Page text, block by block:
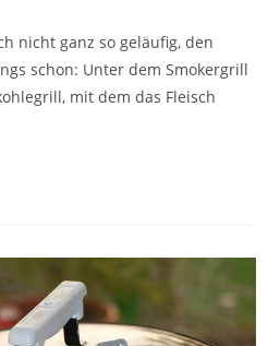
nicht ganz so geläufig, den
schon: Unter dem Smokergrill
mit dem das Fleisch